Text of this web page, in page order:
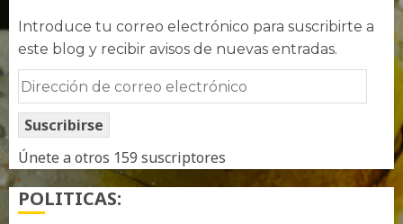
Introduce tu correo electrónico para suscribirte a
este blog y recibir avisos de nuevas entradas.
Dirección
de
correo
electrónico
Suscribirse
Únete a otros 159 suscriptores
POLITICAS: